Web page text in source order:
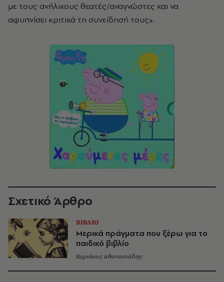
με τους ανήλικους θεατές/αναγνώστες και να
αφυπνίσει κριτικά τη συνείδησή τους».
Σχετικό Άρθρο
ΒΙΒΛΙΟ
Μερικά πράγματα που ξέρω για το
παιδικό βιβλίο
Κυριάκος Αθανασιάδης